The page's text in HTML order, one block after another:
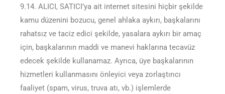
9.14. ALICI, SATICI’ya ait internet sitesini hiçbir şekilde
kamu düzenini bozucu, genel ahlaka aykırı, başkalarını
rahatsız ve taciz edici şekilde, yasalara aykırı bir amaç
için, başkalarının maddi ve manevi haklarına tecavüz
edecek şekilde kullanamaz. Ayrıca, üye başkalarının
hizmetleri kullanmasını önleyici veya zorlaştırıcı
faaliyet (spam, virus, truva atı, vb.) işlemlerde